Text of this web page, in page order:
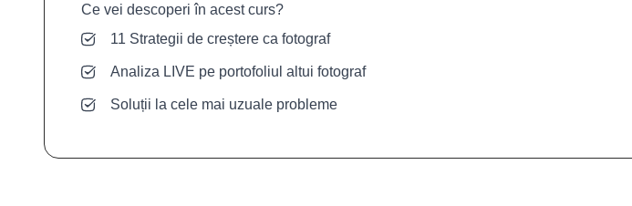
Ce vei descoperi în acest curs?
11 Strategii de creștere ca fotograf
Analiza LIVE pe portofoliul altui fotograf
Soluții la cele mai uzuale probleme